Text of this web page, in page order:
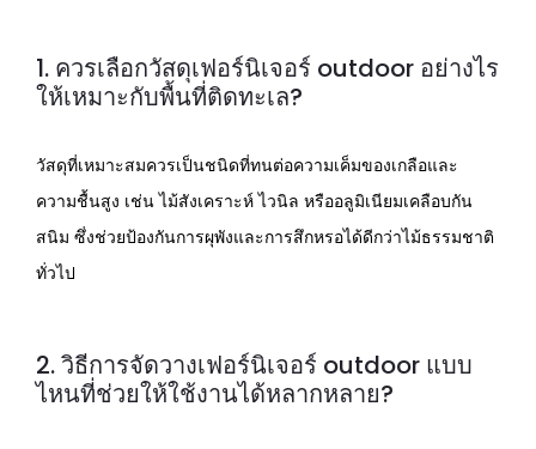
1. ควรเลือกวัสดุเฟอร์นิเจอร์ outdoor อย่างไร
ให้เหมาะกับพื้นที่ติดทะเล?
วัสดุที่เหมาะสมควรเป็นชนิดที่ทนต่อความเค็มของเกลือและ
ความชื้นสูง เช่น ไม้สังเคราะห์ ไวนิล หรืออลูมิเนียมเคลือบกัน
สนิม ซึ่งช่วยป้องกันการผุพังและการสึกหรอได้ดีกว่าไม้ธรรมชาติ
ทั่วไป
2. วิธีการจัดวางเฟอร์นิเจอร์ outdoor แบบ
ไหนที่ช่วยให้ใช้งานได้หลากหลาย?